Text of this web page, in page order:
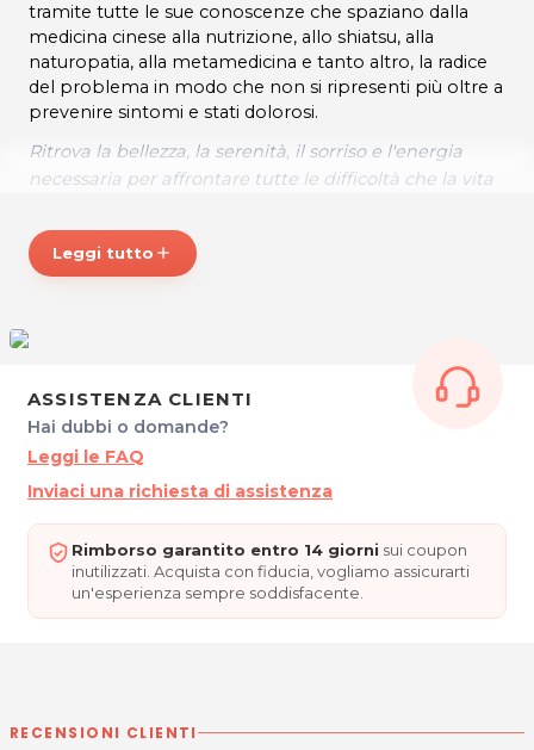
tramite tutte le sue conoscenze che spaziano dalla
medicina cinese alla nutrizione, allo shiatsu, alla
naturopatia, alla metamedicina e tanto altro, la radice
del problema in modo che non si ripresenti più oltre a
prevenire sintomi e stati dolorosi.
Ritrova la bellezza, la serenità, il sorriso e l'energia
necessaria per affrontare tutte le difficoltà che la vita
* Prezzi di listino verificati in data 17/02/2023
Via Regina Elena, 7
33030 Campoformido - Loc. Basaldella (UD)
Tel. 380 1945921
modalità di acquisto scrivi a
posta@espevia.it
Leggi tutto add
ASSISTENZA CLIENTI
Hai dubbi o domande?
Leggi le FAQ
Inviaci una richiesta di assistenza
Rimborso garantito entro 14 giorni sui coupon
inutilizzati. Acquista con fiducia, vogliamo assicurarti
un'esperienza sempre soddisfacente.
RECENSIONI CLIENTI